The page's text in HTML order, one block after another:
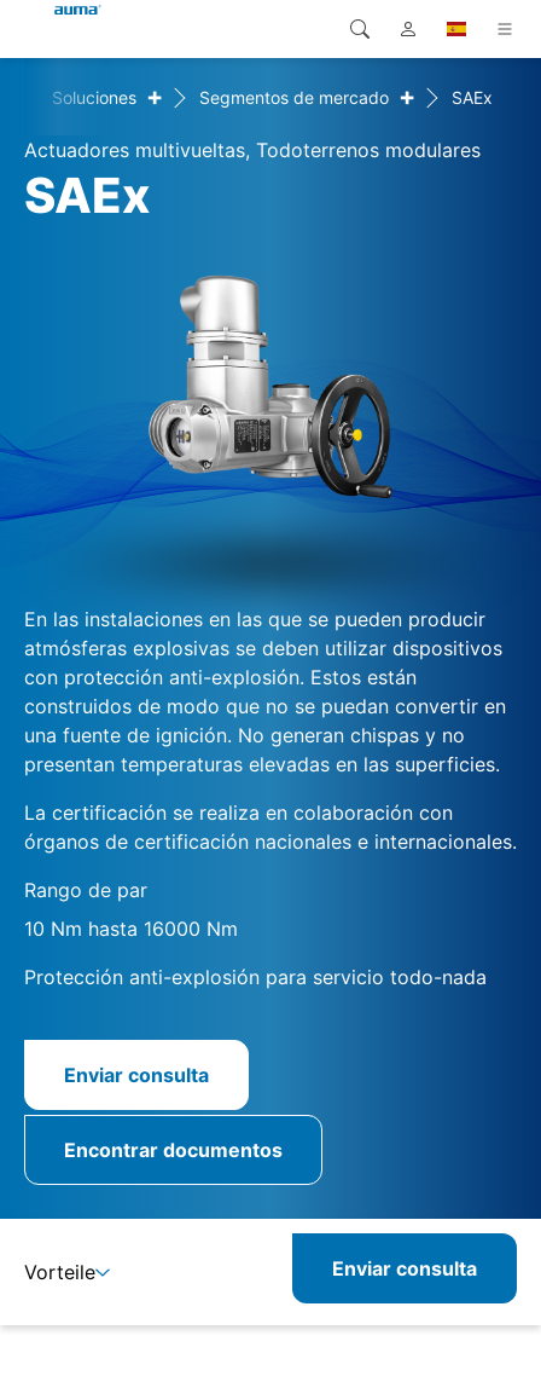
Productos
Soluciones
Global
Europa
Norteamérica
Búsqueda
Soluciones + Segmentos de mercado + SAEx
Actuadores multivueltas, Todoterrenos modulares
SAEx
En las instalaciones en las que se pueden producir
atmósferas explosivas se deben utilizar dispositivos
con protección anti-explosión. Estos están
construidos de modo que no se puedan convertir en
una fuente de ignición. No generan chispas y no
presentan temperaturas elevadas en las superficies.
La certificación se realiza en colaboración con
órganos de certificación nacionales e internacionales.
Rango de par
10 Nm hasta 16000 Nm
Protección anti-explosión para servicio todo-nada
Enviar consulta
Encontrar documentos
Vorteile Enviar consulta